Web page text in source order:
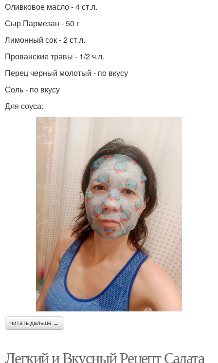
Оливковое масло - 4 ст.л.
Сыр Пармезан - 50 г
Лимонный сок - 2 ст.л.
Прованские травы - 1/2 ч.л.
Перец черный молотый - по вкусу
Соль - по вкусу
Для соуса:
читать дальше →
Легкий и Вкусный Рецепт Салата